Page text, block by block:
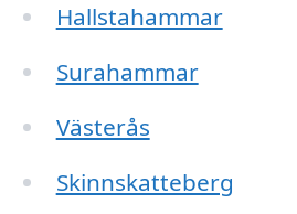
Hallstahammar
Surahammar
Västerås
Skinnskatteberg